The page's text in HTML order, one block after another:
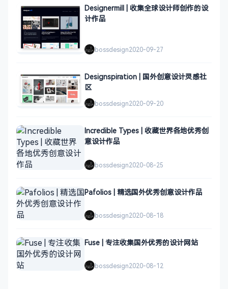
Designermill | 收集全球设计师创作的设
计作品
bossdesign2020-09-27
Designspiration | 国外创意设计灵感社
区
bossdesign2020-09-20
Incredible Types | 收藏世界各地优秀创
意设计作品
bossdesign2020-08-25
Pafolios | 精选国外优秀创意设计作品
bossdesign2020-08-18
Fuse | 专注收集国外优秀的设计网站
bossdesign2020-08-12